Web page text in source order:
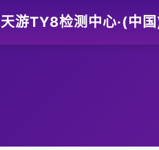
天游TY8检测中心·(中